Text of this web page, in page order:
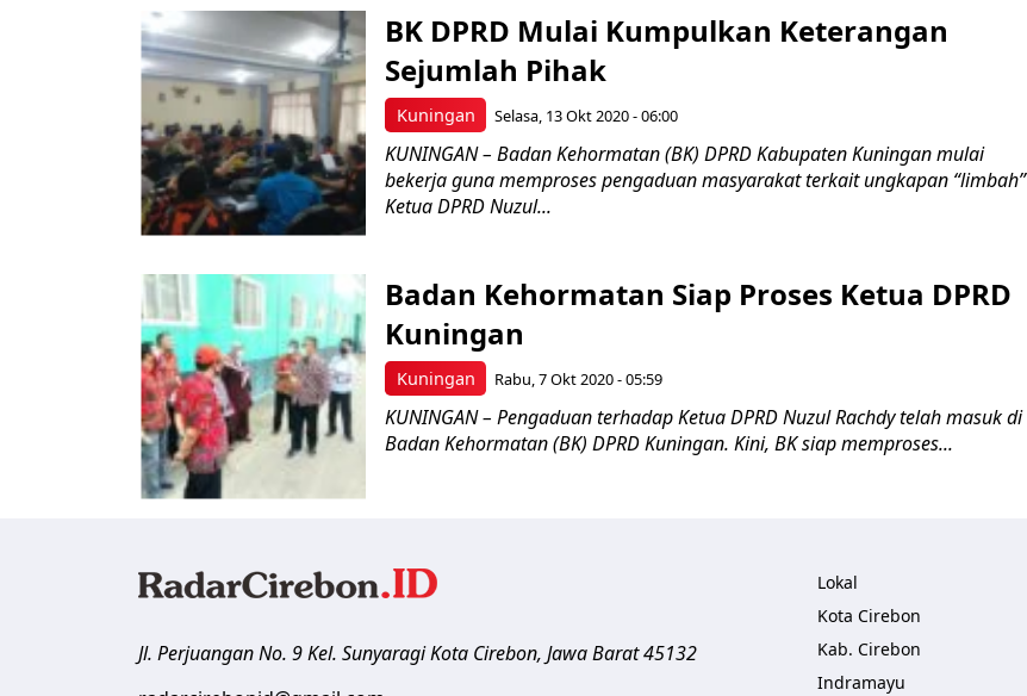
Kuningan
BK DPRD Mulai Kumpulkan Keterangan
Sejumlah Pihak
Selasa, 13 Okt 2020 - 06:00
KUNINGAN – Badan Kehormatan (BK) DPRD Kabupaten Kuningan mulai
bekerja guna memproses pengaduan masyarakat terkait ungkapan “limbah”
Ketua DPRD Nuzul...
Kuningan
Badan Kehormatan Siap Proses Ketua DPRD
Kuningan
Rabu, 7 Okt 2020 - 05:59
KUNINGAN – Pengaduan terhadap Ketua DPRD Nuzul Rachdy telah masuk di
Badan Kehormatan (BK) DPRD Kuningan. Kini, BK siap memproses...
Jl. Perjuangan No. 9 Kel. SunyaragiKota Cirebon, Jawa Barat45132
Lokal
Kota Cirebon
Kab. Cirebon
Indramayu